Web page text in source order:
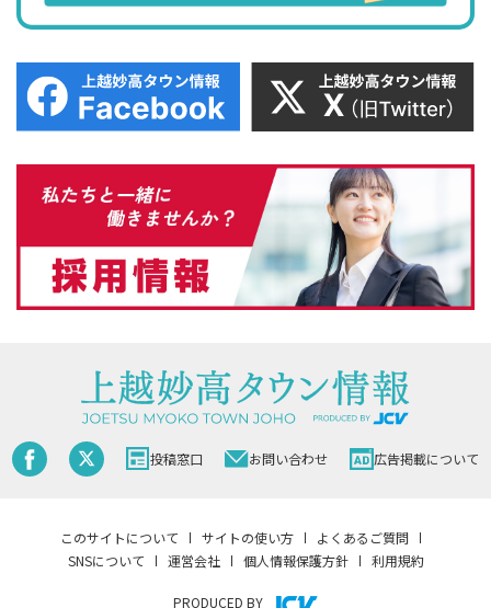
投稿窓口 お問い合わせ 広告掲載について
このサイトについて サイトの使い方
よくあるご質問
SNSについて
運営会社 個人情報保護方針 利用規約
PRODUCED BY